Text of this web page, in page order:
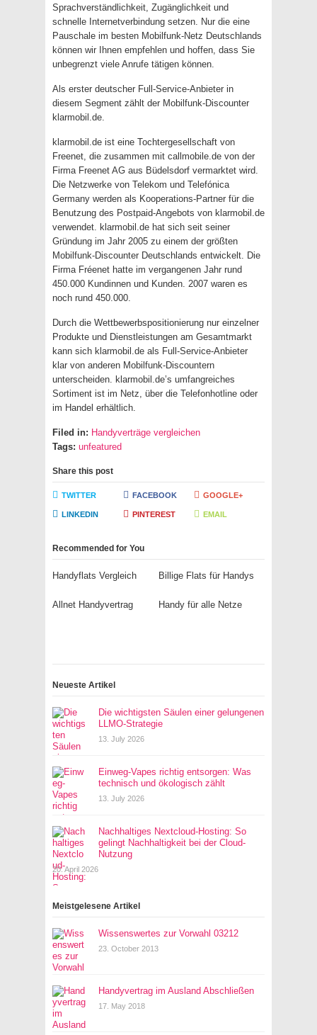
Sprachverständlichkeit, Zugänglichkeit und
schnelle Internetverbindung setzen. Nur die eine
Pauschale im besten Mobilfunk-Netz Deutschlands
können wir Ihnen empfehlen und hoffen, dass Sie
unbegrenzt viele Anrufe tätigen können.
Als erster deutscher Full-Service-Anbieter in
diesem Segment zählt der Mobilfunk-Discounter
klarmobil.de.
klarmobil.de ist eine Tochtergesellschaft von
Freenet, die zusammen mit callmobile.de von der
Firma Freenet AG aus Büdelsdorf vermarktet wird.
Die Netzwerke von Telekom und Telefónica
Germany werden als Kooperations-Partner für die
Benutzung des Postpaid-Angebots von klarmobil.de
verwendet. klarmobil.de hat sich seit seiner
Gründung im Jahr 2005 zu einem der größten
Mobilfunk-Discounter Deutschlands entwickelt. Die
Firma Fréenet hatte im vergangenen Jahr rund
450.000 Kundinnen und Kunden. 2007 waren es
noch rund 450.000.
Durch die Wettbewerbspositionierung nur einzelner
Produkte und Dienstleistungen am Gesamtmarkt
kann sich klarmobil.de als Full-Service-Anbieter
klar von anderen Mobilfunk-Discountern
unterscheiden. klarmobil.de’s umfangreiches
Sortiment ist im Netz, über die Telefonhotline oder
im Handel erhältlich.
Filed in: Handyverträge vergleichen
Tags: unfeatured
Share this post
TWITTER FACEBOOK GOOGLE+
LINKEDIN PINTEREST EMAIL
Recommended for You
Handyflats Vergleich Billige Flats für Handys
Allnet Handyvertrag Handy für alle Netze
Neueste Artikel
Die wichtigsten Säulen einer gelungenen
LLMO-Strategie
13. July 2026
Einweg-Vapes richtig entsorgen: Was
technisch und ökologisch zählt
13. July 2026
Nachhaltiges Nextcloud-Hosting: So
gelingt Nachhaltigkeit bei der Cloud-
Nutzung
20. April 2026
Meistgelesene Artikel
Wissenswertes zur Vorwahl 03212
23. October 2013
Handyvertrag im Ausland Abschließen
17. May 2018